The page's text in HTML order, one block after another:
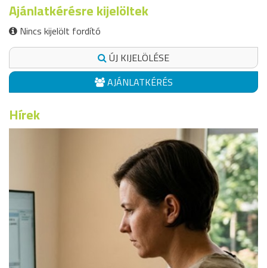
Ajánlatkérésre kijelöltek
Nincs kijelölt fordító
ÚJ KIJELÖLÉSE
AJÁNLATKÉRÉS
Hírek